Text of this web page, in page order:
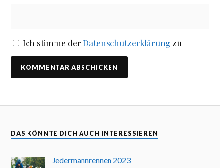
Ich stimme derDatenschutzerklärung zu
DAS KÖNNTE DICH AUCH INTERESSIEREN
Jedermannrennen 2023